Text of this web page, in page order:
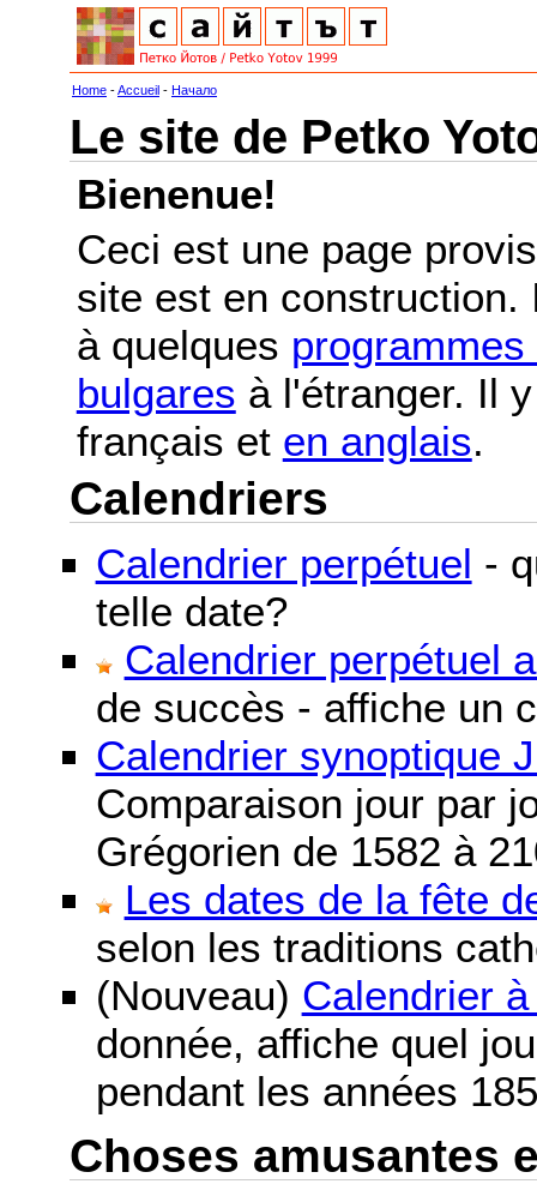
Home -Accueil - Начало
Le site de Petko
Bienenue!
Ceci est une page
site est en
à quelques
bulgares à l'étranger. Il
français et en anglais.
Calendriers
Calendrier perpétuel -
telle date?
Calendrier perpétuel
de succès - affiche un
Calendrier synoptique
Comparaison jour par
Grégorien de 1582 à
Les dates de la fête
selon les traditions
(Nouveau) Calendrier
donnée, affiche quel
pendant les années
Choses amusantes